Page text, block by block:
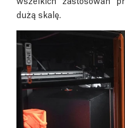
dużą skalę.